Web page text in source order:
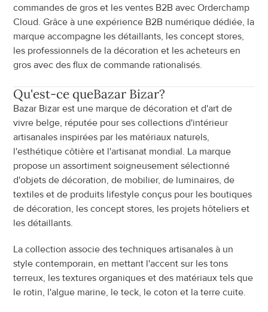
commandes de gros et les ventes B2B avec Orderchamp
Cloud. Grâce à une expérience B2B numérique dédiée, la
marque accompagne les détaillants, les concept stores,
les professionnels de la décoration et les acheteurs en
gros avec des flux de commande rationalisés.
Qu'est-ce queBazar Bizar?
Bazar Bizar est une marque de décoration et d'art de
vivre belge, réputée pour ses collections d'intérieur
artisanales inspirées par les matériaux naturels,
l'esthétique côtière et l'artisanat mondial. La marque
propose un assortiment soigneusement sélectionné
d'objets de décoration, de mobilier, de luminaires, de
textiles et de produits lifestyle conçus pour les boutiques
de décoration, les concept stores, les projets hôteliers et
les détaillants.
La collection associe des techniques artisanales à un
style contemporain, en mettant l'accent sur les tons
terreux, les textures organiques et des matériaux tels que
le rotin, l'algue marine, le teck, le coton et la terre cuite.